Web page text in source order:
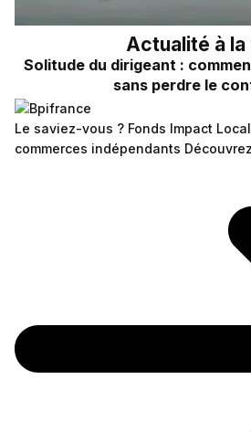
Actualité à la
Solitude du dirigeant :
sans perdre le
Le saviez-vous ? Fonds Impact
commerces indépendants